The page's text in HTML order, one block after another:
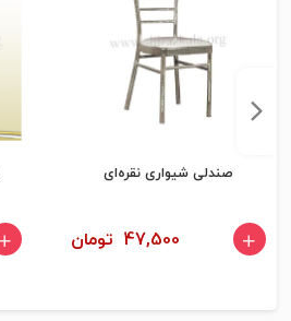
صندلی شیواری نقره‌ای
47,500 تومان